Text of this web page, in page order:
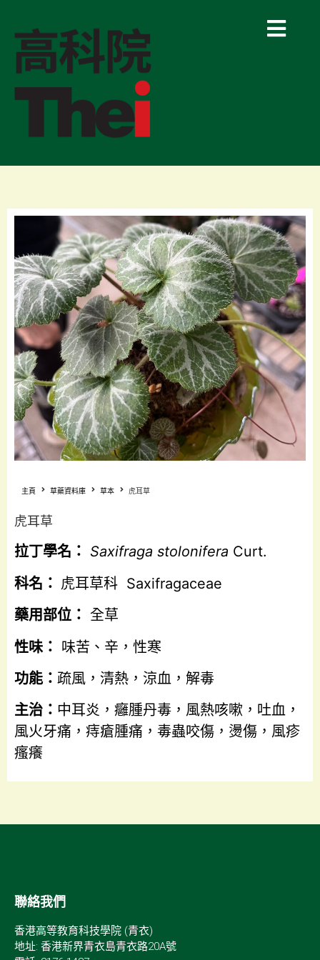
主頁 草藥資料庫 草本 虎耳草
虎耳草
拉丁學名： Saxifraga stolonifera Curt.
科名： 虎耳草科 Saxifragaceae
藥用部位： 全草
性味： 味苦、辛，性寒
功能： 疏風，清熱，涼血，解毒
主治： 中耳炎，癰腫丹毒，風熱咳嗽，吐血，
風火牙痛，痔瘡腫痛，毒蟲咬傷，燙傷，風疹
瘙癢
聯絡我們
香港高等教育科技學院 (青衣)
地址: 香港新界青衣島青衣路20A號